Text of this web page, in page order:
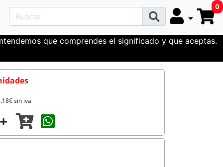
que comprendes el significado y que aceptas.
0
sin iva
Compartir con un amigo